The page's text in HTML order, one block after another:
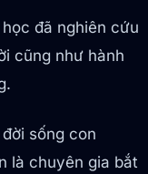
đã nghiên cứu
cũng như hành
sống con
là chuyên gia bắt